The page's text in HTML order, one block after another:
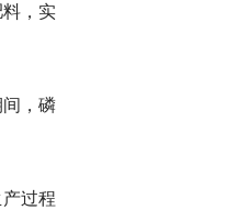
，实
，磷
过程